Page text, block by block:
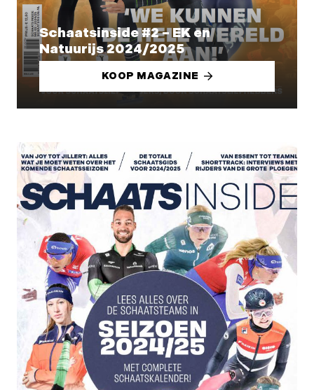
Schaatsinside #2 – EK en
Natuurijs 2024/2025
KOOP MAGAZINE